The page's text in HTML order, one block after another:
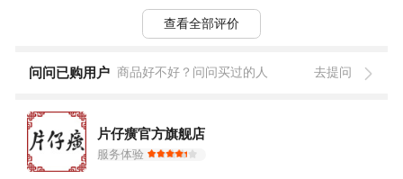
查看全部评价
问问已购用户 商品好不好？问问买过的人 去提问
片仔癀官方旗舰店
服务体验